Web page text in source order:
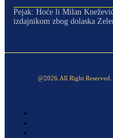
Pejak: Hoće li Milan
izdajnikom zbog dolaska
@2026.All Right